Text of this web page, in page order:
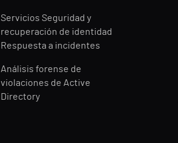
Servicios Seguridad y
recuperación de identidad
Respuesta a incidentes
Análisis forense de
violaciones de Active
Directory